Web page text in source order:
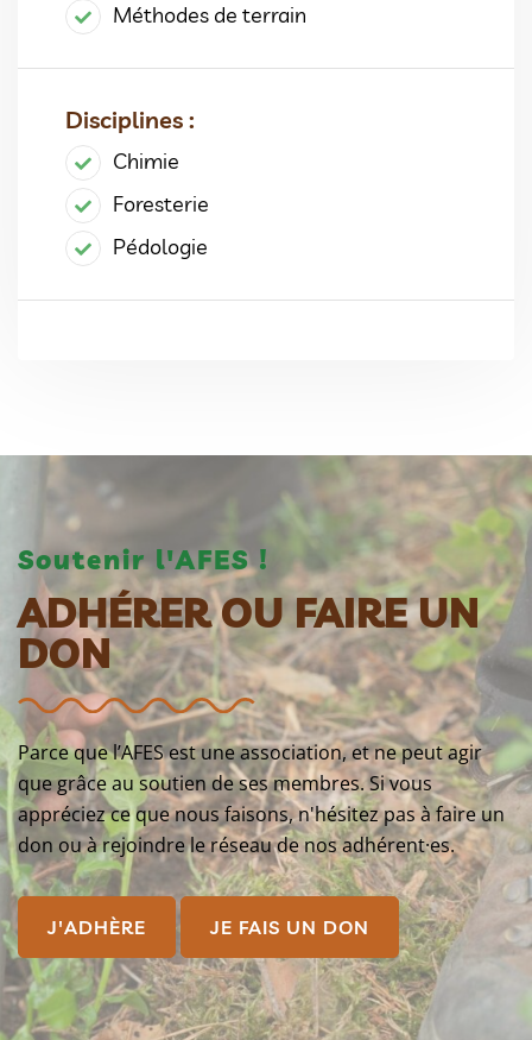
Méthodes de terrain
Disciplines :
Chimie
Foresterie
Pédologie
Soutenir l'AFES !
ADHÉRER OU FAIRE UN
DON
Parce que l’AFES est une association, et ne peut agir
que grâce au soutien de ses membres. Si vous
appréciez ce que nous faisons, n'hésitez pas à faire un
don ou à rejoindre le réseau de nos adhérent·es.
J'ADHÈRE JE FAIS UN DON